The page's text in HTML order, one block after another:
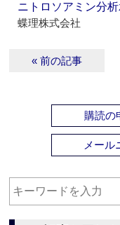
ニトロソアミン分
蝶理株式会社
« 前の記事
購読の
メール